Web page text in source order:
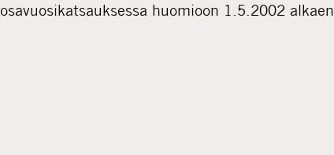
osavuosikatsauksessa huomioon 1.5.2002 alkaen.